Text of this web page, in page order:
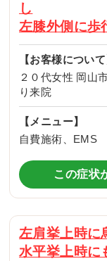
し
左膝外側に
【お客様について
２０代女性 岡山
り来院
【メニュー】
自費施術、EMS
この症状
左肩挙上時に
水平挙上時に